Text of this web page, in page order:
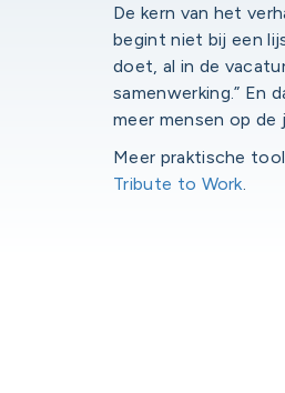
De kern van het
begint niet bij een
doet, al in de
samenwerking.” En
meer mensen op de
Meer praktische
Tribute to Work.